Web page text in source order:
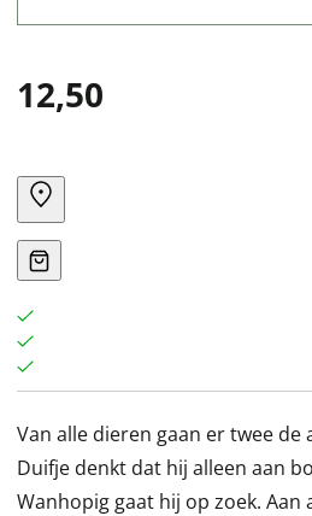
12,50
Van alle dieren gaan er twee de
Duifje denkt dat hij alleen aan
Wanhopig gaat hij op zoek. Aan